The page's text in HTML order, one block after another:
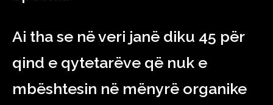
Ai tha se në veri janë diku 45 për
qind e qytetarëve që nuk e
mbështesin në mënyrë organike